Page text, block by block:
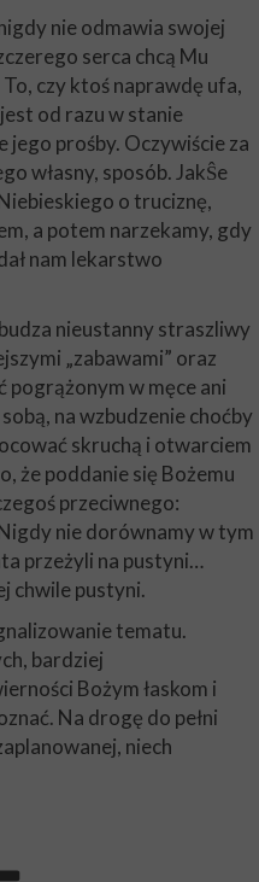
nie odmawia swojej
serca chcą Mu
czy ktoś naprawdę ufa,
od razu w stanie
jego prośby. Oczywiście za
własny, sposób. JakŜe
o truciznę,
a potem narzekamy, gdy
nam lekarstwo
nieustanny straszliwy
„zabawami” oraz
pogrążonym w męce ani
na wzbudzenie choćby
skruchą i otwarciem
że poddanie się Bożemu
przeciwnego:
nie dorównamy w tym
przeżyli na pustyni…
chwile pustyni.
tematu.
bardziej
Bożym łaskom i
Na drogę do pełni
niech